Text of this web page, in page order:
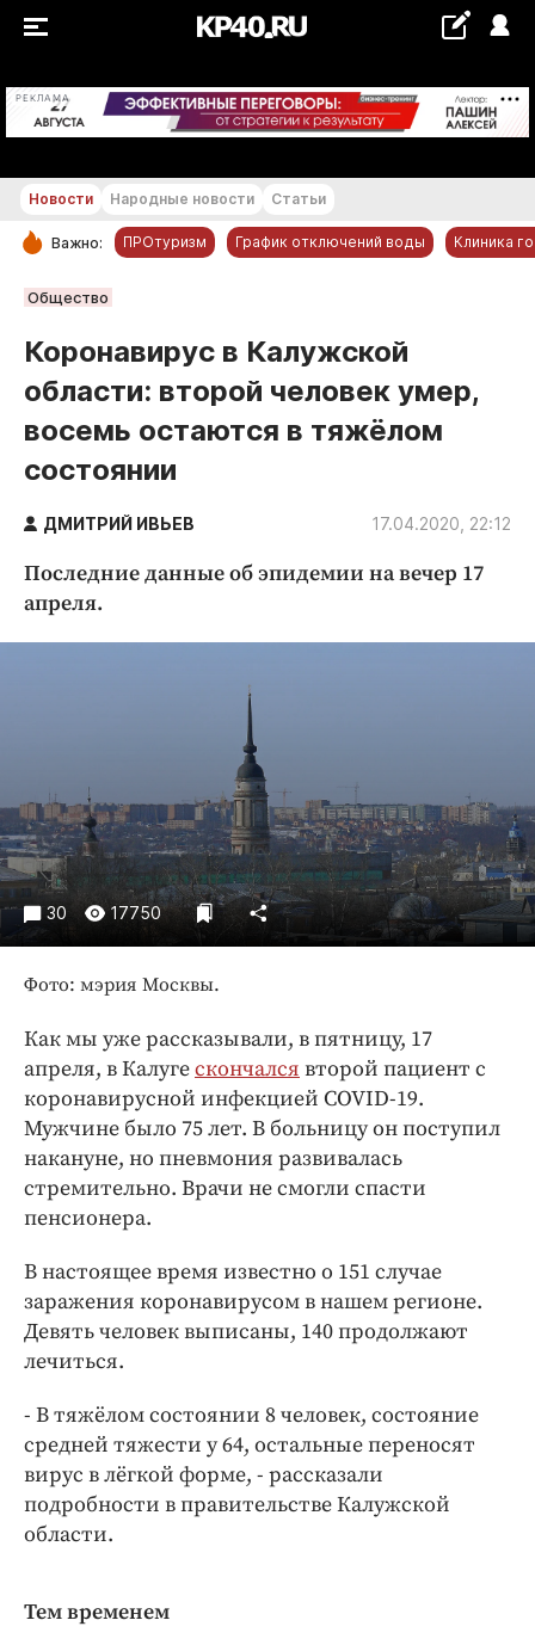
РЕКЛАМА +25...+26 °С
РУБРИКИ
Новости компаний
Статьи
Народные новости
Авто и транспорт
Благоустройство
Культура
Происшествия
Спорт
Экономика и бизнес
ПРОЕКТЫ
Медиаперсона
Интересное чтиво
Клиника года
Работодатель года
Новости Народные новости Статьи
Важно: ПРОтуризм График отключений воды Клиника
Общество
Коронавирус в Калужской
области: второй человек умер,
восемь остаются в тяжёлом
состоянии
ДМИТРИЙ ИВЬЕВ 17.04.2020, 22:12
Последние данные об эпидемии на вечер 17
апреля.
30 17750
Фото: мэрия Москвы.
Как мы уже рассказывали, в пятницу, 17
апреля, в Калугескончался второй пациент с
коронавирусной инфекцией COVID-19.
Мужчине было 75 лет. В больницу он поступил
накануне, но пневмония развивалась
стремительно. Врачи не смогли спасти
пенсионера.
В настоящее время известно о 151 случае
заражения коронавирусом в нашем регионе.
Девять человек выписаны, 140 продолжают
лечиться.
- В тяжёлом состоянии 8 человек, состояние
средней тяжести у 64, остальные переносят
вирус в лёгкой форме, - рассказали
подробности в правительстве Калужской
области.
Тем временем